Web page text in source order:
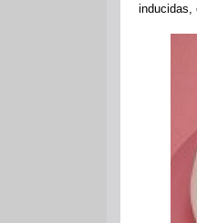
inducidas,